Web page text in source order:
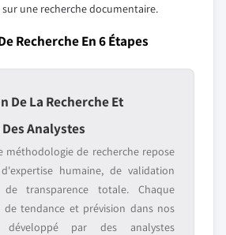
une recherche documentaire.
Recherche En 6 Étapes
De La Recherche Et
Analystes
méthodologie de recherche repose
humaine, de validation
transparence totale. Chaque
de tendance et prévision dans nos
par des analystes